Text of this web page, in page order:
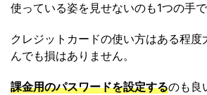
使っている姿を見せないのも1つの手で
クレジットカードの使い方はある程度
んでも損はありません。
課金用のパスワードを設定するのも良